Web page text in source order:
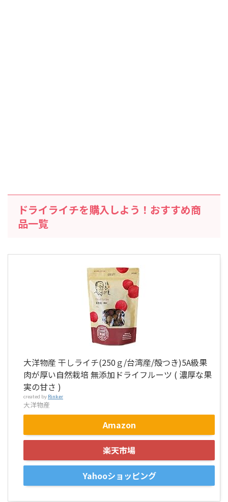
ドライライチを購入しよう！おすすめ商
品一覧
大洋物産 干しライチ(250ｇ/台湾産/殻つき)5A級果
肉が厚い自然栽培 無添加ドライフルーツ ( 濃厚な果
実の甘さ )
created by Rinker
大洋物産
Amazon
楽天市場
Yahooショッピング